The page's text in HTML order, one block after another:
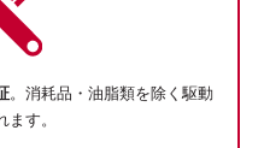
。消耗品・油脂類を除く駆動
す。